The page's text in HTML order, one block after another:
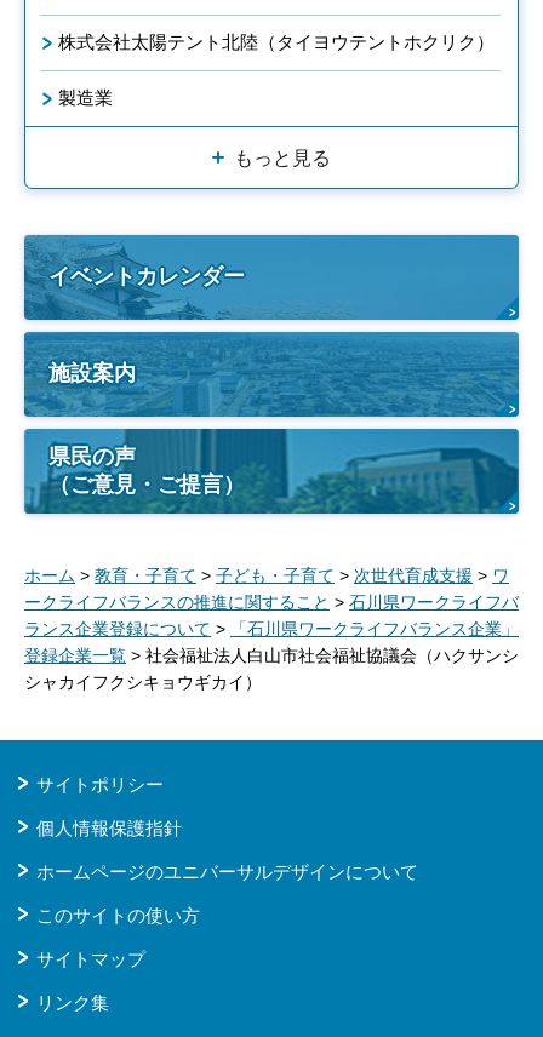
株式会社太陽テント北陸（タイヨウテントホクリク）
製造業
もっと見る
イベントカレンダー
施設案内
県民の声
（ご意見・ご提言）
ホーム > 教育・子育て > 子ども・子育て > 次世代育成支援 > ワ
ークライフバランスの推進に関すること > 石川県ワークライフバ
ランス企業登録について >
「石川県ワークライフバランス企業」
登録企業一覧 > 社会福祉法人白山市社会福祉協議会（ハクサンシ
シャカイフクシキョウギカイ）
サイトポリシー
個人情報保護指針
ホームページのユニバーサルデザインについて
このサイトの使い方
サイトマップ
リンク集